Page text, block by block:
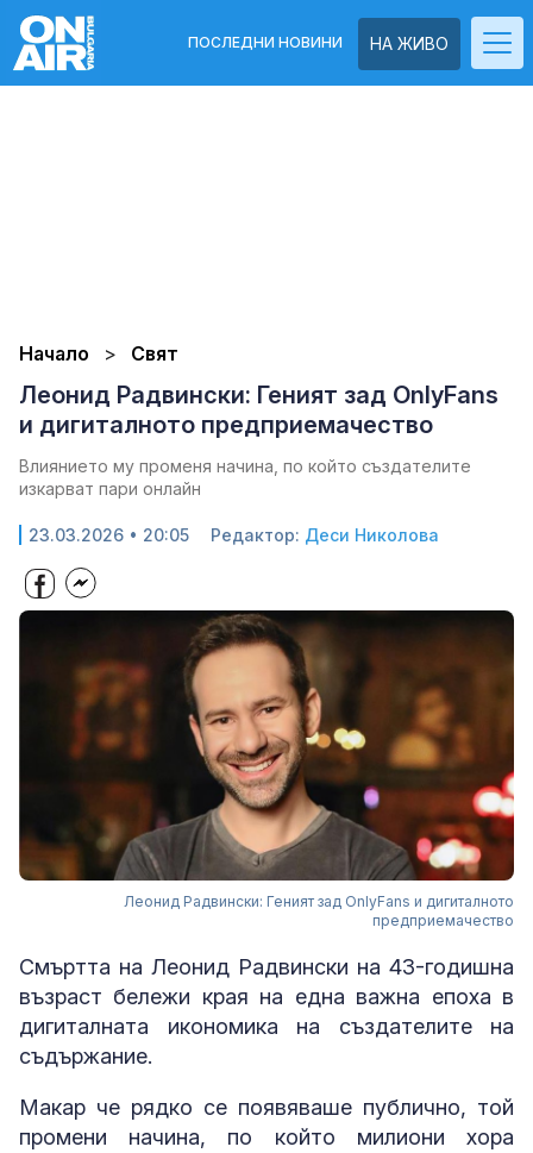
НА ЖИВО
ПОСЛЕДНИ НОВИНИ
Начало Свят
Леонид Радвински: Геният зад OnlyFans
и дигиталното предприемачество
Влиянието му променя начина, по който създателите
изкарват пари онлайн
23.03.2026 • 20:05 Редактор: Деси Николова
Леонид Радвински: Геният зад OnlyFans и дигиталното
предприемачество
Смъртта на Леонид Радвински на 43-годишна
възраст бележи края на една важна епоха в
дигиталната икономика на създателите на
съдържание.
Макар че рядко се появяваше публично, той
промени начина, по който милиони хора